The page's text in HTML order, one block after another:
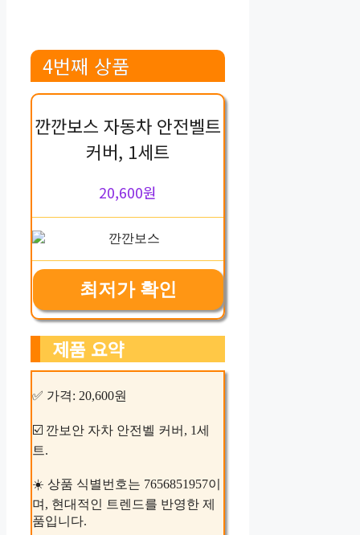
4번째 상품
깐깐보스 자동차 안전벨트
커버, 1세트
20,600원
최저가 확인
제품 요약
✅ 가격: 20,600원
☑️ 깐보안 자차 안전벨 커버, 1세
트.
☀️ 상품 식별번호는 7656851957이
며, 현대적인 트렌드를 반영한 제
품입니다.